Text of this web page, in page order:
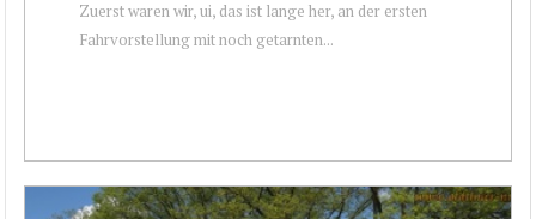
Zuerst waren wir, ui, das ist lange her, an der ersten
Fahrvorstellung mit noch getarnten...